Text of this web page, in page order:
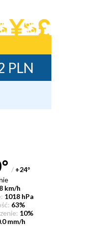
PLN
/ +24°
km/h
1018 hPa
63%
10%
mm/h